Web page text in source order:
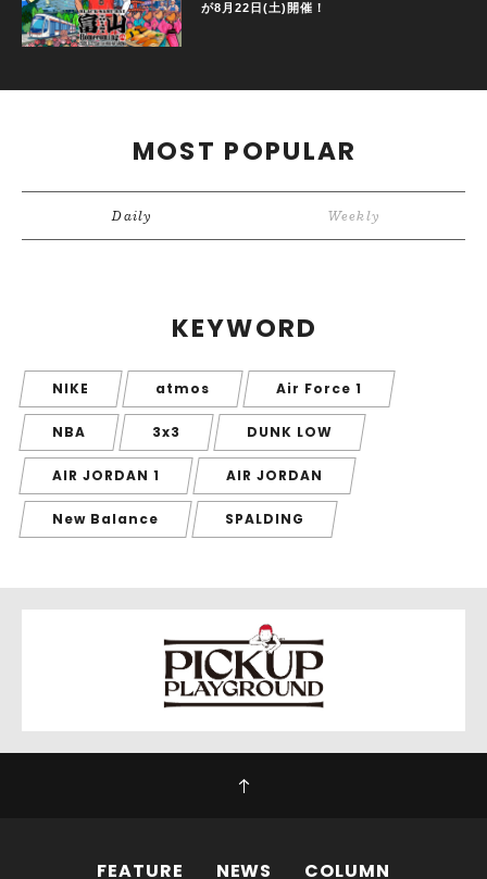
が8月22日(土)開催！
MOST POPULAR
Daily Weekly
KEYWORD
NIKE atmos Air Force 1
NBA 3x3 DUNK LOW
AIR JORDAN 1 AIR JORDAN
New Balance SPALDING
FEATURE NEWS COLUMN